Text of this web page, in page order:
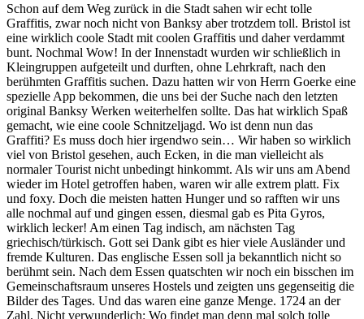
Schon auf dem Weg zurück in die Stadt sahen wir echt tolle
Graffitis, zwar noch nicht von Banksy aber trotzdem toll. Bristol ist
eine wirklich coole Stadt mit coolen Graffitis und daher verdammt
bunt. Nochmal Wow! In der Innenstadt wurden wir schließlich in
Kleingruppen aufgeteilt und durften, ohne Lehrkraft, nach den
berühmten Graffitis suchen. Dazu hatten wir von Herrn Goerke eine
spezielle App bekommen, die uns bei der Suche nach den letzten
original Banksy Werken weiterhelfen sollte. Das hat wirklich Spaß
gemacht, wie eine coole Schnitzeljagd. Wo ist denn nun das
Graffiti? Es muss doch hier irgendwo sein… Wir haben so wirklich
viel von Bristol gesehen, auch Ecken, in die man vielleicht als
normaler Tourist nicht unbedingt hinkommt. Als wir uns am Abend
wieder im Hotel getroffen haben, waren wir alle extrem platt. Fix
und foxy. Doch die meisten hatten Hunger und so rafften wir uns
alle nochmal auf und gingen essen, diesmal gab es Pita Gyros,
wirklich lecker! Am einen Tag indisch, am nächsten Tag
griechisch/türkisch. Gott sei Dank gibt es hier viele Ausländer und
fremde Kulturen. Das englische Essen soll ja bekanntlich nicht so
berühmt sein. Nach dem Essen quatschten wir noch ein bisschen im
Gemeinschaftsraum unseres Hostels und zeigten uns gegenseitig die
Bilder des Tages. Und das waren eine ganze Menge. 1724 an der
Zahl. Nicht verwunderlich: Wo findet man denn mal solch tolle